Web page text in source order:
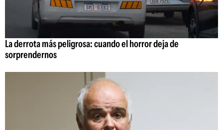
La derrota más peligrosa: cuando el horror deja de
sorprendernos